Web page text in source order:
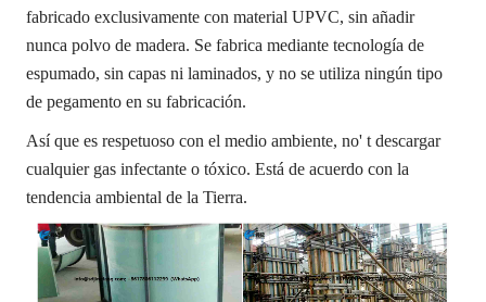
fabricado exclusivamente con material UPVC, sin añadir
nunca polvo de madera. Se fabrica mediante tecnología de
espumado, sin capas ni laminados, y no se utiliza ningún tipo
de pegamento en su fabricación.
Así que es respetuoso con el medio ambiente, no' t descargar
cualquier gas infectante o tóxico. Está de acuerdo con la
tendencia ambiental de la Tierra.